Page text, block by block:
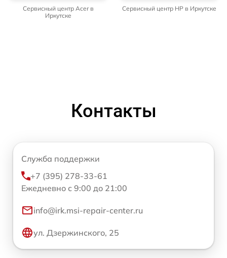
Сервисный центр Acer в
Иркутске
Сервисный центр HP в Иркутске
Контакты
Служба поддержки
+7 (395) 278-33-61
Ежедневно с 9:00 до 21:00
info@irk.msi-repair-center.ru
ул. Дзержинского, 25